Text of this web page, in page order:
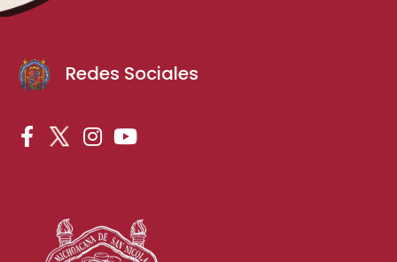
Redes Sociales